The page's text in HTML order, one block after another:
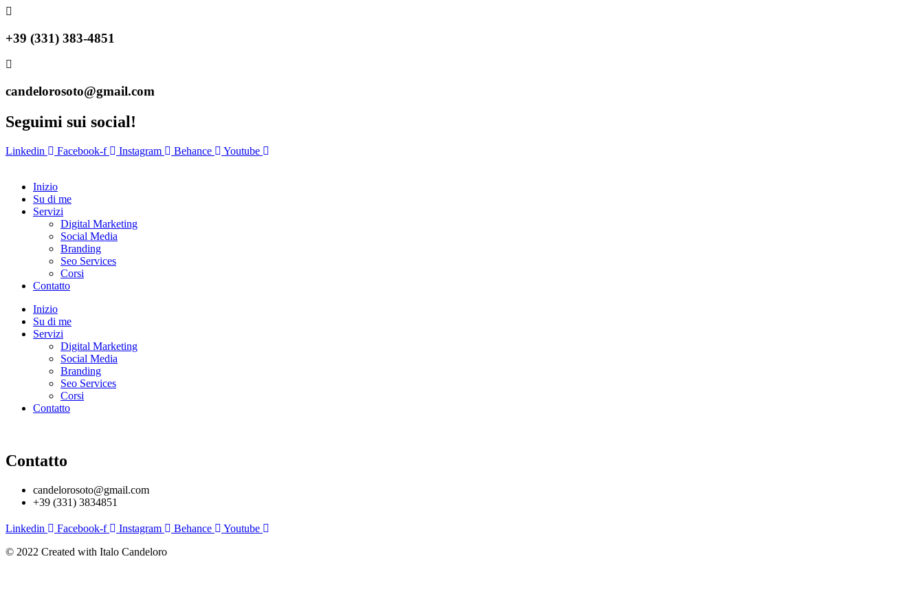
+39 (331) 383-4851
candelorosoto@gmail.com
Seguimi sui social!
Linkedin Facebook-f Instagram Behance Youtube
Inizio
Su di me
Servizi
Digital Marketing
Social Media
Branding
Seo Services
Corsi
Contatto
Inizio
Su di me
Servizi
Digital Marketing
Social Media
Branding
Seo Services
Corsi
Contatto
Contatto
candelorosoto@gmail.com
+39 (331) 3834851
Linkedin Facebook-f Instagram Behance
Youtube
© 2022 Created with Italo Candeloro